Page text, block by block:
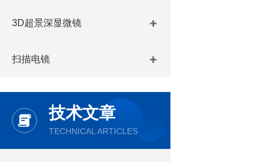
3D超景深显微镜
扫描电镜
技术文章
TECHNICAL ARTICLES